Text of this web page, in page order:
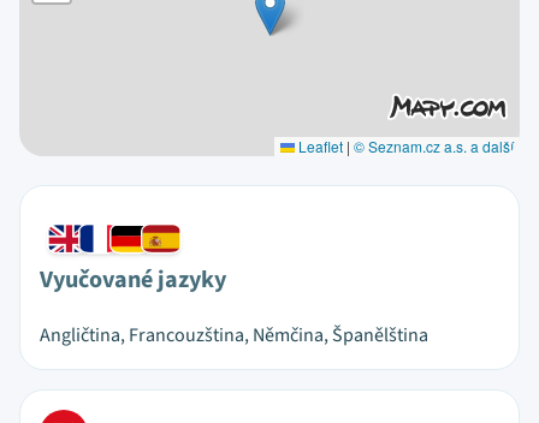
Leaflet | © Seznam.cz a.s. a další
Vyučované jazyky
Angličtina, Francouzština, Němčina, Španělština